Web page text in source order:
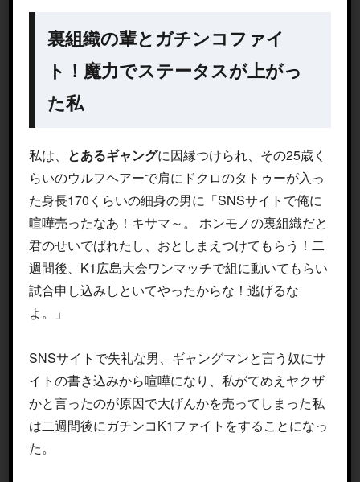
裏組織の輩とガチンコファイ
ト！魔力でステータスが上がっ
た私
私は、 とあるギャングに因縁つけられ、その25歳く
らいのウルフヘアーで肩にドクロのタトゥーが入っ
た身長170くらいの細身の男に「SNSサイトで俺に
喧嘩売ったなあ！キサマ～。 ホンモノの裏組織だと
君のせいでばれたし、おとしまえつけてもらう！二
週間後、K1広島大会ワンマッチで組に動いてもらい
試合申し込みしといてやったからな！逃げるな
よ。」
SNSサイトで失礼な男、ギャングマンと言う奴にサ
イトの書き込みから喧嘩になり、私がてめえヤクザ
かと言ったのが原因で大げんかを売ってしまった私
は二週間後にガチンコK1ファイトをすることになっ
た。